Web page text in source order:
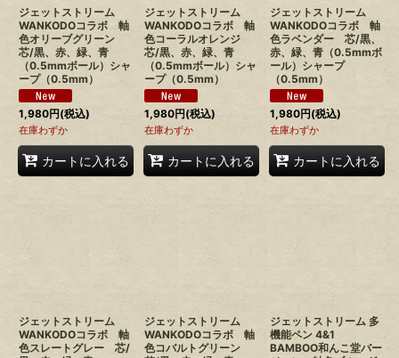
ジェットストリーム
WANKODOコラボ 軸
色オリーブグリーン
芯/黒、赤、緑、青
（0.5mmボール）シャ
ープ（0.5mm）
1,980円(税込)
在庫わずか
カートに入れる
ジェットストリーム
WANKODOコラボ 軸
色コーラルオレンジ
芯/黒、赤、緑、青
（0.5mmボール）シャ
ープ（0.5mm）
1,980円(税込)
在庫わずか
カートに入れる
ジェットストリーム
WANKODOコラボ 軸
色ラベンダー 芯/黒、
赤、緑、青（0.5mmボ
ール）シャープ
（0.5mm）
1,980円(税込)
在庫わずか
カートに入れる
ジェットストリーム
WANKODOコラボ 軸
色スレートグレー 芯/
ジェットストリーム
WANKODOコラボ 軸
色コバルトグリーン
ジェットストリーム 多
機能ペン 4&1
BAMBOO和んこ堂バー